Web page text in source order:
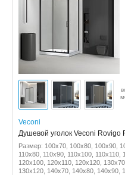
Veconi
Душевой уголок Veconi Rovigo
Размер: 100x70, 100x80, 100x90,
110x80, 110x90, 110x100, 110x110,
120x100, 120x110, 120x120,
130x120, 140x70, 140x80, 140x90,